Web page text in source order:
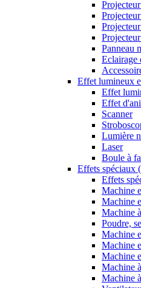
Panneau
Eclairage
Effet lumineux
Effet
Effet
Scanner
Lumière
Laser
Boule à
Effets spéciaux
Effets
Machine
Machine
Machine
Poudre,
Machine
Machine
Machine
Machine
Machine